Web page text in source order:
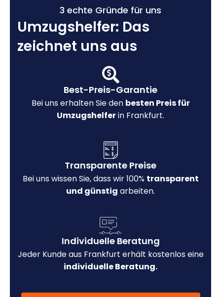
3 echte Gründe für uns
Umzugshelfer: Das
zeichnet uns aus
Best-Preis-Garantie
Bei uns erhalten Sie den besten Preis für
Umzugshelferin Frankfurt.
Transparente Preise
Bei uns wissen Sie, dass wir 100% transparent
und günstig arbeiten.
Individuelle Beratung
Jeder Kunde aus Frankfurt erhält kostenlos eine
individuelle Beratung.